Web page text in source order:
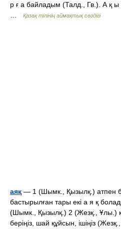
р ғ а байладым (Талд., Гв.). А қ ы
Қазақ тілінің аймақтық сөздігі
аяқ — 1 (Шымк., Қызылқ.) атпен
бастырылған тары екі а я қ
(Шымк., Қызылқ.) 2 (Жезқ., Ұлы.)
беріңіз, шай құйсын, ішіңіз